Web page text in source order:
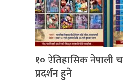
१० ऐतिहासिक नेपाली
प्रदर्शन हुने